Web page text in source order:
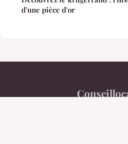
d'une pièce d'or